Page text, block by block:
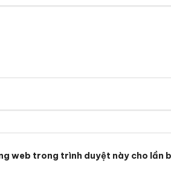
web trong trình duyệt này cho lần